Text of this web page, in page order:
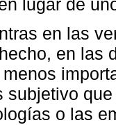
lugar de
en las
en las
subjetivo
o las